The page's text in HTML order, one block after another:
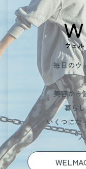
毎日のウ
美容から
暮ら
いくつにな
“